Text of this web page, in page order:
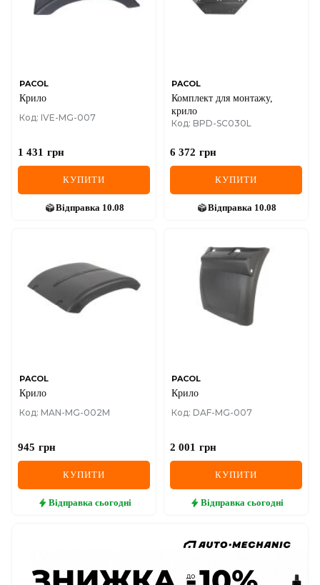
PACOL
Крило
Код: IVE-MG-007
1 431 грн
КУПИТИ
Відправка 10.08
PACOL
Комплект для монтажу,
крило
Код: BPD-SC030L
6 372 грн
КУПИТИ
Відправка 10.08
PACOL
Крило
Код: MAN-MG-002M
945 грн
КУПИТИ
Відправка сьогодні
PACOL
Крило
Код: DAF-MG-007
2 001 грн
КУПИТИ
Відправка сьогодні